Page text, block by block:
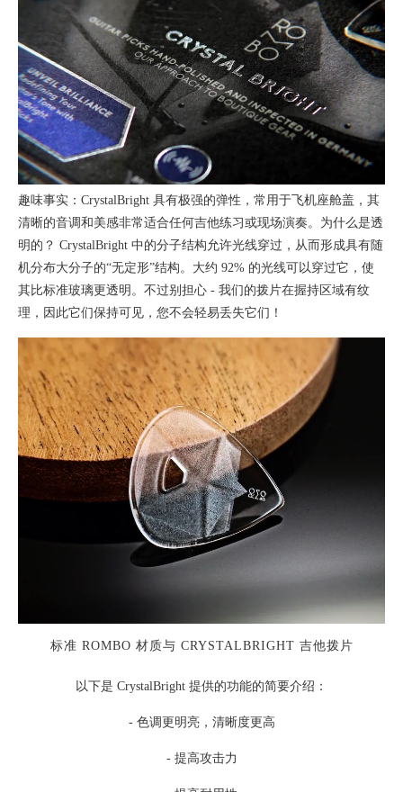
趣味事实 ：CrystalBright 具有极强的弹性，常用于飞机座舱盖，其
清晰的音调和美感非常适合任何吉他练习或现场演奏。 为什么是透
明的？ CrystalBright 中的分子结构允许光线穿过，从而形成具有随
机分布大分子的“无定形”结构。大约 92% 的光线可以穿过它，使
其比标准玻璃更透明。不过别担心 - 我们的拨片在握持区域有纹
理，因此它们保持可见，您不会轻易丢失它们！
标准 ROMBO 材质与 CRYSTALBRIGHT 吉他拨片
以下是 CrystalBright 提供的功能的简要介绍：
- 色调更明亮，清晰度更高
- 提高攻击力